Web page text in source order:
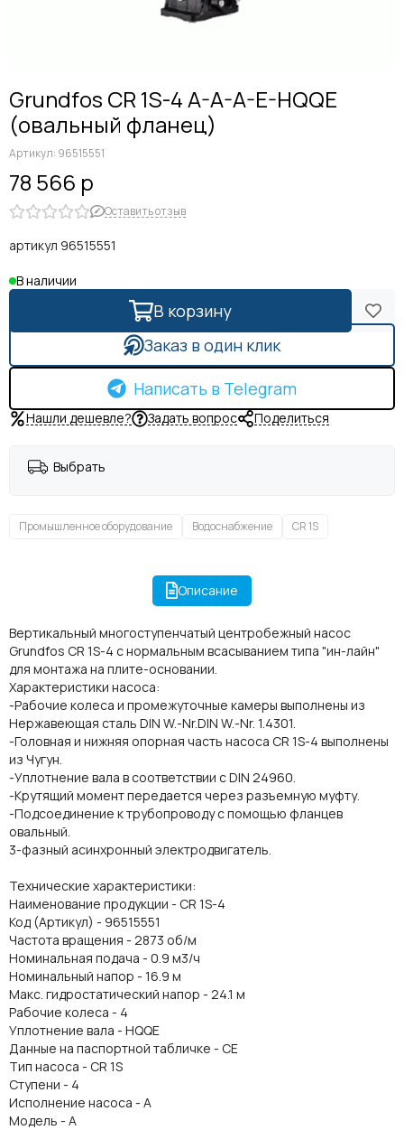
Grundfos CR 1S-4 A-A-A-E-HQQE
(овальный фланец)
Артикул: 96515551
78 566 р
Оставить отзыв
артикул 96515551
В наличии
В корзину
Заказ в один клик
Написать в Telegram
Нашли дешевле? Задать вопрос Поделиться
Выбрать
Промышленное оборудование Водоснабжение CR 1S
Описание
Вертикальный многоступенчатый центробежный насос
Grundfos CR 1S-4 с нормальным всасыванием типа "ин-лайн"
для монтажа на плите-основании.
Характеристики насоса:
-Рабочие колеса и промежуточные камеры выполнены из
Нержавеющая сталь DIN W.-Nr.DIN W.-Nr. 1.4301.
-Головная и нижняя опорная часть насоса CR 1S-4 выполнены
из Чугун.
-Уплотнение вала в соответствии с DIN 24960.
-Крутящий момент передается через разъемную муфту.
-Подсоединение к трубопроводу с помощью фланцев
овальный.
3-фазный асинхронный электродвигатель.
Технические характеристики:
Наименование продукции - CR 1S-4
Код (Артикул) - 96515551
Частота вращения - 2873 об/м
Номинальная подача - 0.9 м3/ч
Номинальный напор - 16.9 м
Макс. гидростатический напор - 24.1 м
Рабочие колеса - 4
Уплотнение вала - HQQE
Данные на паспортной табличке - CE
Тип насоса - CR 1S
Ступени - 4
Исполнение насоса - A
Модель - A